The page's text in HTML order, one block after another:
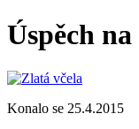
Úspěch
Konalo se 25.4.2015